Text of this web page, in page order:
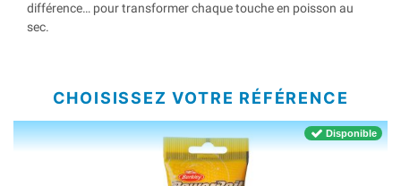
différence… pour transformer chaque touche en poisson au
sec.
CHOISISSEZ VOTRE RÉFÉRENCE
Disponible